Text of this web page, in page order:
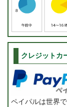
クレジットカ
ペイパルは世界